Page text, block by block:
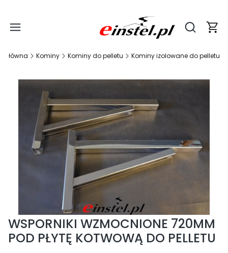
Otwórz
główna Kominy Kominy do pelletu Kominy izolowane do pelletu
WSPORNIKI WZMOCNIONE 720MM
POD PŁYTĘ KOTWOWĄ DO PELLETU